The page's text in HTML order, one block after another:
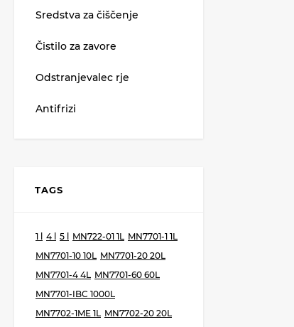
Sredstva za čiščenje
Čistilo za zavore
Odstranjevalec rje
Antifrizi
TAGS
1 l 4 l 5 l MN722-01 1L MN7701-1 1L
MN7701-10 10L MN7701-20 20L
MN7701-4 4L MN7701-60 60L
MN7701-IBC 1000L
MN7702-1ME 1L MN7702-20 20L